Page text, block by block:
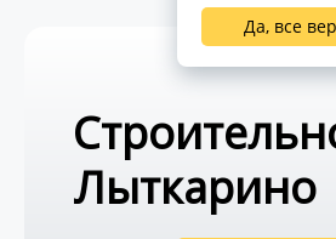
Лыткарино
Да, все